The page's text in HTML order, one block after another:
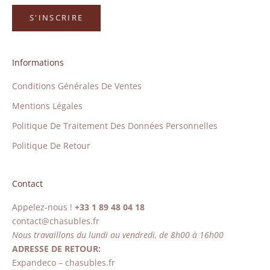
S'INSCRIRE
Informations
Conditions Générales De Ventes
Mentions Légales
Politique De Traitement Des Données Personnelles
Politique De Retour
Contact
Appelez-nous ! +33 1 89 48 04 18
contact@chasubles.fr
Nous travaillons du lundi au vendredi, de 8h00 à 16h00
ADRESSE DE RETOUR:
Expandeco – chasubles.fr